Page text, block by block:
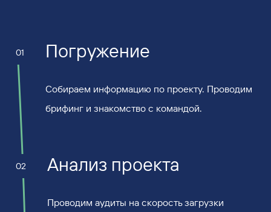
01 Погружение
Собираем информацию по проекту. Проводим
брифинг и знакомство с командой.
02 Анализ проекта
Проводим аудиты на скорость загрузки